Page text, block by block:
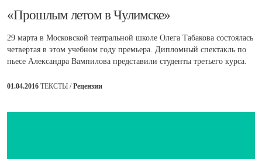
​«Прошлым летом в Чулимске»
29 марта в Московской театральной школе Олега Табакова состоялась
четвертая в этом учебном году премьера. Дипломный спектакль по
пьесе Александра Вампилова представили студенты третьего курса.
01.04.2016 ТЕКСТЫ /Рецензии